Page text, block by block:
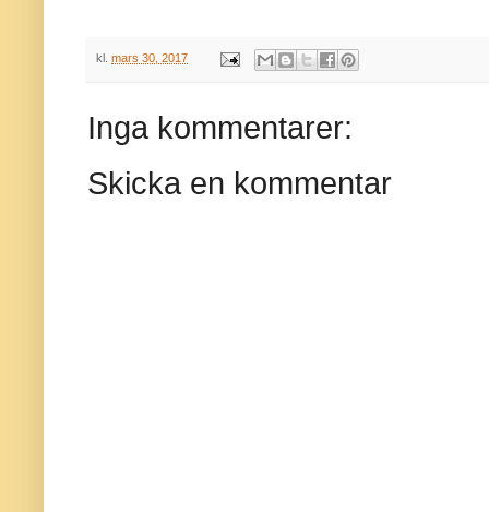
kl. mars 30, 2017
Inga kommentarer:
Skicka en kommentar